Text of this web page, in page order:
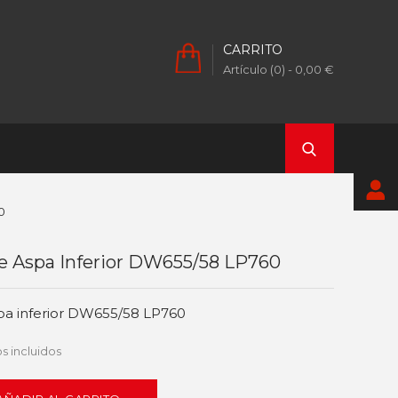
CARRITO
Artículo (0) - 0,00 €
Aspa Inferior DW655/58 LP760
inferior DW655/58 LP760
incluidos